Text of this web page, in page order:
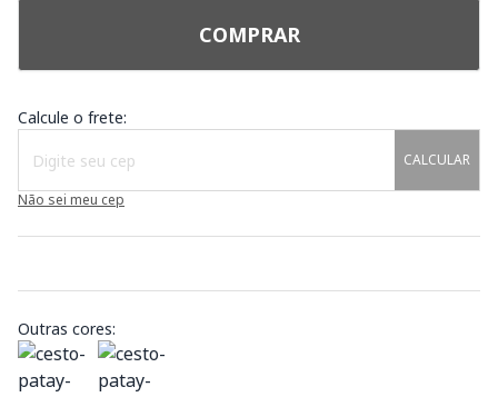
COMPRAR
Calcule o frete:
CALCULAR
Não sei meu cep
Outras cores: